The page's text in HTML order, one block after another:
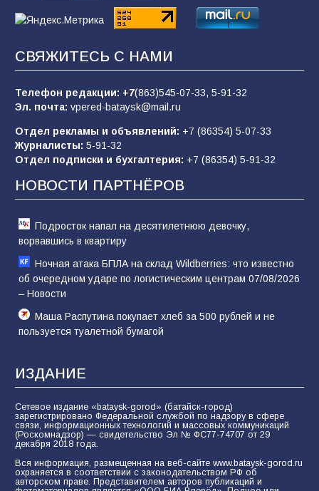
01.08.2026
Будет ли мобилизация в России в 2026 году
85 06.08.2026
«Слухами Москву не возьмёшь»: почему
заявления Киева о мобилизации — это
отчаяние, а не разведка
81 02.08.2026
СВЯЖИТЕСЬ С НАМИ
Телефон редакции: +7(863)545-07-33, 5-91-32
Эл. почта: vpered-bataysk@mail.ru
Отдел рекламы и объявлений: +7 (86354) 5-07-33
Журналисты: 5-91-32
Отдел подписки и бухгалтерия: +7 (86354) 5-91-32
НОВОСТИ ПАРТНЁРОВ
Подросток напал на десятилетнюю девочку,
ворвавшись в квартиру
Ночная атака БПЛА на склад Wildberries: что известно
об очередном ударе по логистическим центрам 07/08/2026
– Новости
Маша Распутина покупает хлеб за 500 рублей и не
пользуется туалетной бумагой
ИЗДАНИЕ
Сетевое издание «bataysk-gorod» (батайск-город)
зарегистрировано Федеральной службой по надзору в сфере
связи, информационных технологий и массовых коммуникаций
(Роскомнадзор) — свидетельство Эл № ФС77-74707 от 29
декабря 2018 года.
Вся информация, размещенная на веб-сайте www.bataysk-gorod.ru
охраняется в соответствии с законодательством РФ об
авторском праве. Представителем авторов публикаций и